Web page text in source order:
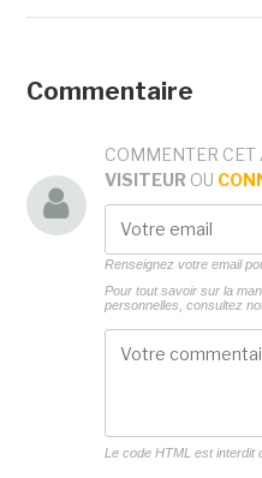
Commentaire
COMMENTER CET
VISITEUR OU
Renseignez votre email
Pour tout savoir sur la
personnelles, consultez
Le code HTML est interdit